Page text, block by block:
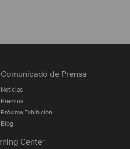
Comunicado de Prensa
Noticias
Premios
Próxima Exhibición
Blog
Center